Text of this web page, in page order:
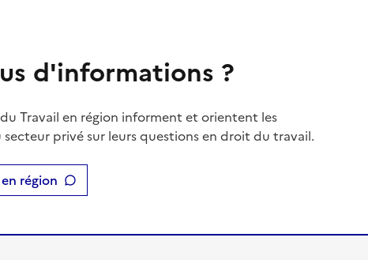
d'informations ?
Travail en région informent et orientent les
privé sur leurs questions en droit du travail.
région